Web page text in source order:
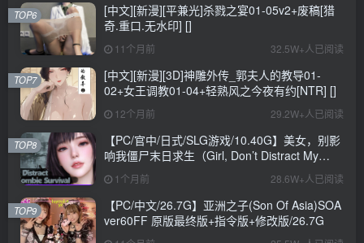
[中文][新漫][平兼光]杀戮之宴01-05v2+废稿[猎
奇.重口.无水印] []
11个月前 32.5W+人已阅读
TOP6
[中文][新漫][3D]神雕外传_郭夫人的教导01-
02+女王调教01-04+轻熟风之今夜有约[NTR] []
12个月前 29.2W+人已阅读
TOP7
【PC/官中/日式/SLG游戏/10.40G】美女，别影
响我僵尸末日求生（Girl, Don’t Distract My
Zombie Survival）官中步兵版+日式SLG游戏
+10.40G
1个月前 28.6W+人已阅读
TOP8
【PC/中文/26.7G】亚洲之子(Son Of Asia)SOA
ver60FF 原版最终版+指令版+修改版/26.7G
TOP9